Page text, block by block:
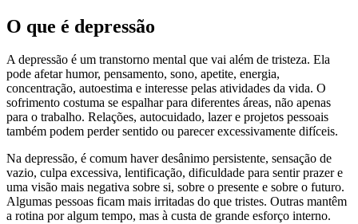
O que é depressão
A depressão é um transtorno mental que vai além de tristeza. Ela
pode afetar humor, pensamento, sono, apetite, energia,
concentração, autoestima e interesse pelas atividades da vida. O
sofrimento costuma se espalhar para diferentes áreas, não apenas
para o trabalho. Relações, autocuidado, lazer e projetos pessoais
também podem perder sentido ou parecer excessivamente difíceis.
Na depressão, é comum haver desânimo persistente, sensação de
vazio, culpa excessiva, lentificação, dificuldade para sentir prazer e
uma visão mais negativa sobre si, sobre o presente e sobre o futuro.
Algumas pessoas ficam mais irritadas do que tristes. Outras mantêm
a rotina por algum tempo, mas à custa de grande esforço interno.